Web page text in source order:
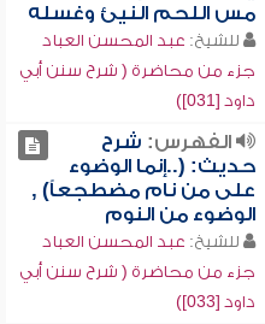
مس اللحم النيئ وغسله
للشيخ: عبد المحسن العباد
جزء من محاضرة ( شرح سنن أبي
داود [031])
الفهرس: شرح
حديث: (..إنما الوضوء
على من نام مضطجعاً) ,
الوضوء من النوم
للشيخ: عبد المحسن العباد
جزء من محاضرة ( شرح سنن أبي
داود [033])